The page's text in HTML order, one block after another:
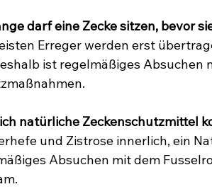
darf eine Zecke sitzen, bevor
Erreger werden erst
ist regelmäßiges
natürliche Zeckenschutzmittel
und Zistrose innerlich, ein
Absuchen mit dem